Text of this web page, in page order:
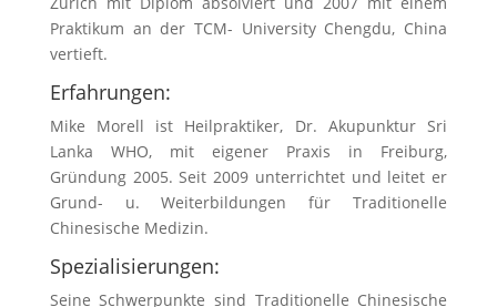
Praktikum an der TCM- University Chengdu, China
vertieft.
Erfahrungen:
Mike Morell ist Heilpraktiker, Dr. Akupunktur Sri
Lanka WHO, mit eigener Praxis in Freiburg,
Gründung 2005. Seit 2009 unterrichtet und leitet er
Grund- u. Weiterbildungen für Traditionelle
Chinesische Medizin.
Spezialisierungen:
Seine Schwerpunkte sind Traditionelle Chinesische